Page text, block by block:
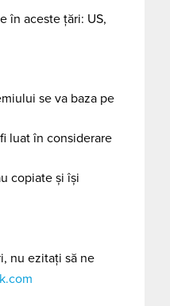
în aceste țări: US,
se va baza pe
luat în considerare
copiate și își
nu ezitați să ne